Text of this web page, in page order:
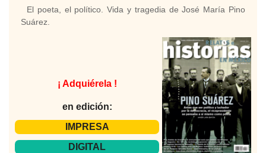
El poeta, el político. Vida y tragedia de José María Pino
Suárez.
¡ Adquiérela !
en edición:
IMPRESA
DIGITAL